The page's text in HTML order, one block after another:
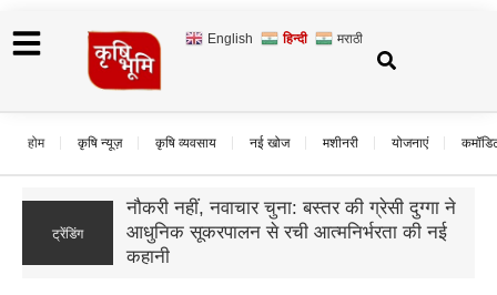
English हिन्दी मराठी
होम कृषि न्यूज़ कृषि व्यवसाय नई खोज मशीनरी योजनाएं
उड़द के दाम गिरे, बढ़ी बुवाई और सस्ते आयात का
असर; जानिए आगे कैसा रहेगा बाजार का हाल